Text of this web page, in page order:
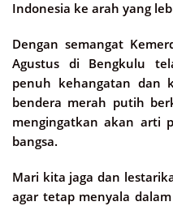
Indonesia ke arah yang
Dengan semangat
Agustus di Bengkulu
penuh kehangatan dan
bendera merah putih
mengingatkan akan arti
bangsa.
Mari kita jaga dan
agar tetap menyala